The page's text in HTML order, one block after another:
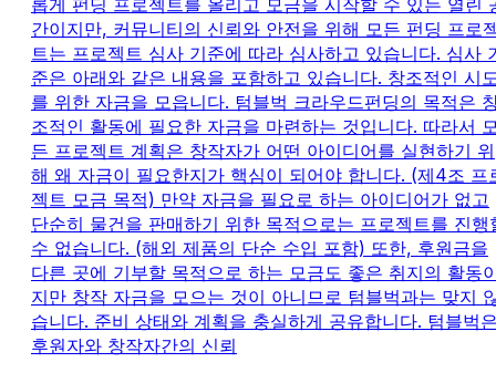
롭게 펀딩 프로젝트를 올리고 모금을 시작할 수 있는 열린
간이지만, 커뮤니티의 신뢰와 안전을 위해 모든 펀딩 프로
트는 프로젝트 심사 기준에 따라 심사하고 있습니다. 심사
준은 아래와 같은 내용을 포함하고 있습니다. 창조적인 시
를 위한 자금을 모읍니다. 텀블벅 크라우드펀딩의 목적은
조적인 활동에 필요한 자금을 마련하는 것입니다. 따라서
든 프로젝트 계획은 창작자가 어떤 아이디어를 실현하기 위
해 왜 자금이 필요한지가 핵심이 되어야 합니다. (제4조 프
젝트 모금 목적) 만약 자금을 필요로 하는 아이디어가 없고
단순히 물건을 판매하기 위한 목적으로는 프로젝트를 진행
수 없습니다. (해외 제품의 단순 수입 포함) 또한, 후원금을
다른 곳에 기부할 목적으로 하는 모금도 좋은 취지의 활동
지만 창작 자금을 모으는 것이 아니므로 텀블벅과는 맞지
습니다. 준비 상태와 계획을 충실하게 공유합니다. 텀블벅
후원자와 창작자간의 신뢰